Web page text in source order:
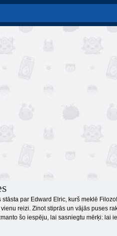
par Edward Elric, kurš meklē
reizi. Zinot stiprās un vājās puses
šo iespēju, lai sasniegtu mērķi: lai